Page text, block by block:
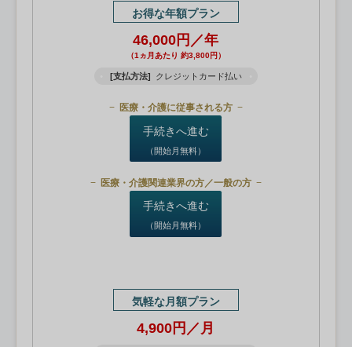
お得な年額プラン
46,000円／年
（1ヵ月あたり 約3,800円）
[支払方法] クレジットカード払い
医療・介護に従事される方
手続きへ進む
（開始月無料）
医療・介護関連業界の方／一般の方
手続きへ進む
（開始月無料）
気軽な月額プラン
4,900円／月